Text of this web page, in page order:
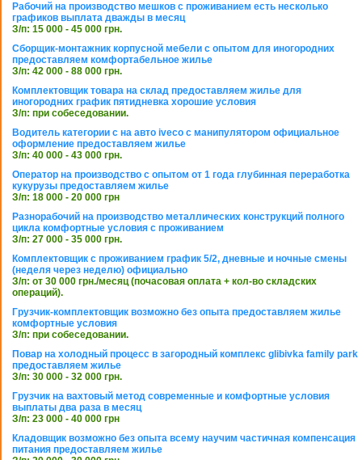
Рабочий на производство мешков с проживанием есть несколько
графиков выплата дважды в месяц
З/п: 15 000 - 45 000 грн.
Сборщик-монтажник корпусной мебели с опытом для иногородних
предоставляем комфортабельное жилье
З/п: 42 000 - 88 000 грн.
Комплектовщик товара на склад предоставляем жилье для
иногородних график пятидневка хорошие условия
З/п: при собеседовании.
Водитель категории с на авто iveco с манипулятором официальное
оформление предоставляем жилье
З/п: 40 000 - 43 000 грн.
Оператор на производство с опытом от 1 года глубинная переработка
кукурузы предоставляем жилье
З/п: 18 000 - 20 000 грн
Разнорабочий на производство металлических конструкций полного
цикла комфортные условия с проживанием
З/п: 27 000 - 35 000 грн.
Комплектовщик с проживанием график 5/2, дневные и ночные смены
(неделя через неделю) официально
З/п: от 30 000 грн./месяц (почасовая оплата + кол-во складских
операций).
Грузчик-комплектовщик возможно без опыта предоставляем жилье
комфортные условия
З/п: при собеседовании.
Повар на холодный процесс в загородный комплекс glibivka family park
предоставляем жилье
З/п: 30 000 - 32 000 грн.
Грузчик на вахтовый метод современные и комфортные условия
выплаты два раза в месяц
З/п: 23 000 - 40 000 грн
Кладовщик возможно без опыта всему научим частичная компенсация
питания предоставляем жилье